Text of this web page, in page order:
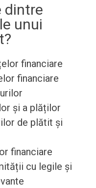
dintre
unui
financiare
financiare
și a plăților
de plătit și
financiare
cu legile și